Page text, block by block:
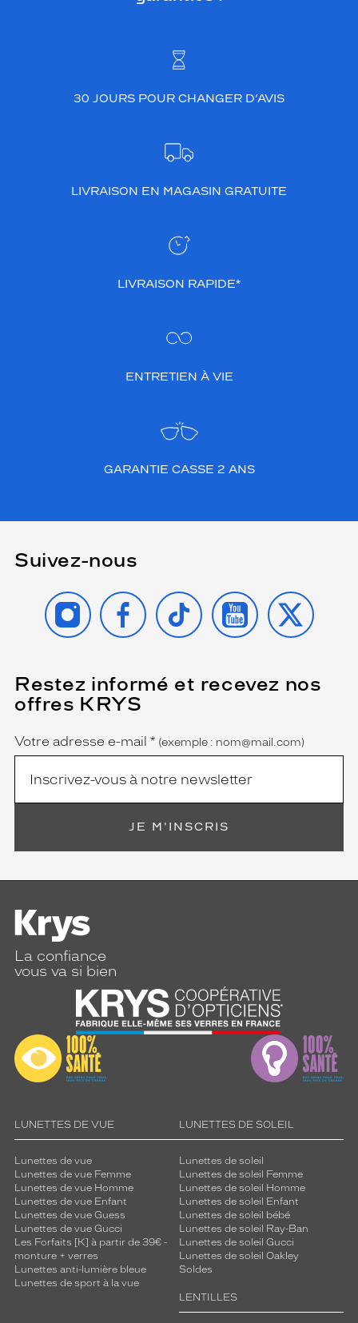
30 JOURS POUR CHANGER D’AVIS
LIVRAISON EN MAGASIN GRATUITE
LIVRAISON RAPIDE*
ENTRETIEN À VIE
GARANTIE CASSE 2 ANS
Suivez-nous
INSTAGRAMFACEBOOK
TIKTOK YOUTUBE
X
Restez informé et recevez nos
offres KRYS
Name
Votre adresse e-mail *
(Ce
champ
est
(exemple : nom@mail.com)
JE M'INSCRIS
La confiance
vous va si bien
LUNETTES DE VUE
Lunettes de vue
Lunettes de vue Femme
Lunettes de vue Homme
Lunettes de vue Enfant
Lunettes de vue Guess
Lunettes de vue Gucci
Les Forfaits [K] à partir de 39€ -
monture + verres
Lunettes anti-lumière bleue
Lunettes de sport à la vue
LUNETTES DE SOLEIL
Lunettes de soleil
Lunettes de soleil Femme
Lunettes de soleil Homme
Lunettes de soleil Enfant
Lunettes de soleil bébé
Lunettes de soleil Ray-Ban
Lunettes de soleil Gucci
Lunettes de soleil Oakley
Soldes
LENTILLES